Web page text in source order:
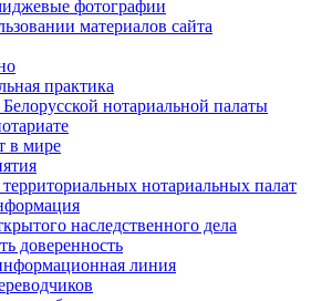
фотографии
материалов сайта
практика
нотариальной палаты
в мире
нотариальных палат
наследственного дела
доверенность
линия